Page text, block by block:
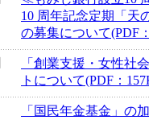
10 周年記念定期「天
の募集について(PDF
「創業支援・女性社
トについて(PDF：
「国民年金基金」の